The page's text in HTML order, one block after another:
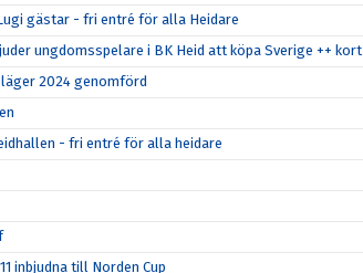
gästar - fri entré för alla Heidare
ungdomsspelare i BK Heid att köpa Sverige ++ kort
2024 genomförd
- fri entré för alla heidare
inbjudna till Norden Cup